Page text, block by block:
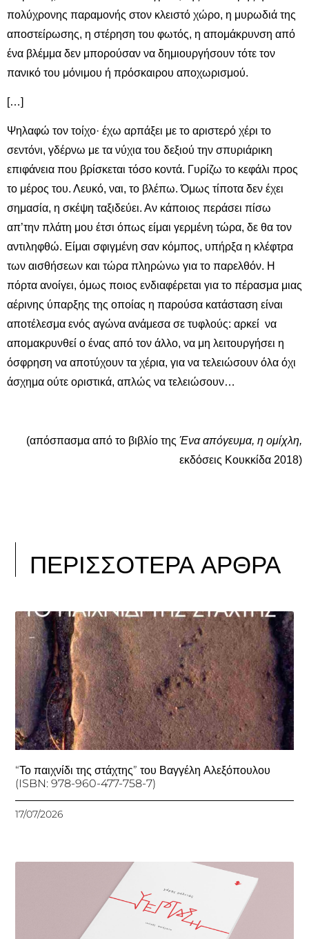
πολύχρονης παραμονής στον κλειστό χώρο, η μυρωδιά της
αποστείρωσης, η στέρηση του φωτός, η απομάκρυνση από
ένα βλέμμα δεν μπορούσαν να δημιουργήσουν τότε τον
πανικό του μόνιμου ή πρόσκαιρου αποχωρισμού.
[…]
Ψηλαφώ τον τοίχο· έχω αρπάξει με το αριστερό χέρι το
σεντόνι, γδέρνω με τα νύχια του δεξιού την σπυριάρικη
επιφάνεια που βρίσκεται τόσο κοντά. Γυρίζω το κεφάλι προς
το μέρος του. Λευκό, ναι, το βλέπω. Όμως τίποτα δεν έχει
σημασία, η σκέψη ταξιδεύει. Αν κάποιος περάσει πίσω
απ’την πλάτη μου έτσι όπως είμαι γερμένη τώρα, δε θα τον
αντιληφθώ. Είμαι σφιγμένη σαν κόμπος, υπήρξα η κλέφτρα
των αισθήσεων και τώρα πληρώνω για το παρελθόν. Η
πόρτα ανοίγει, όμως ποιος ενδιαφέρεται για το πέρασμα μιας
αέρινης ύπαρξης της οποίας η παρούσα κατάσταση είναι
αποτέλεσμα ενός αγώνα ανάμεσα σε τυφλούς: αρκεί να
απομακρυνθεί ο ένας από τον άλλο, να μη λειτουργήσει η
όσφρηση να αποτύχουν τα χέρια, για να τελειώσουν όλα όχι
άσχημα ούτε οριστικά, απλώς να τελειώσουν…
(απόσπασμα από το βιβλίο της Ένα απόγευμα, η ομίχλη,
εκδόσεις Κουκκίδα 2018)
ΠΕΡΙΣΣΟΤΕΡΑ ΑΡΘΡΑ
“Το παιχνίδι της στάχτης” του Βαγγέλη Αλεξόπουλου
(ISBN: 978-960-477-758-7)
17/07/2026